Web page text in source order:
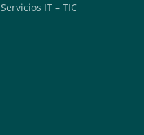
Servicios IT – TIC